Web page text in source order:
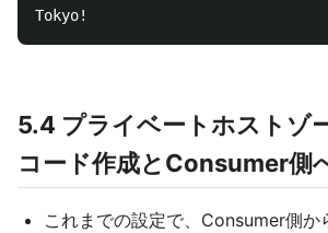
5.4 プライベートホストゾ
コード作成とConsumer側
これまでの設定で、Consumer側か